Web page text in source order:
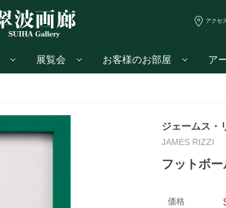
アクセ
展覧会 お客様のお部屋 ア
ジェームス・
JAMES RIZZI
フットボ
価格